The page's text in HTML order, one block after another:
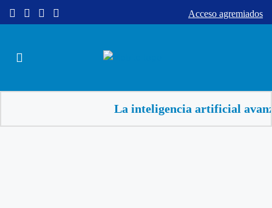
Acceso agremiados
La inteligencia artificial